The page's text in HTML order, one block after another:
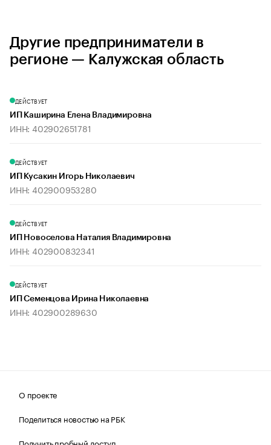
Другие предприниматели в
регионе — Калужская область
ДЕЙСТВУЕТ
ИП Каширина Елена Владимировна
ИНН: 402902651781
ДЕЙСТВУЕТ
ИП Кусакин Игорь Николаевич
ИНН: 402900953280
ДЕЙСТВУЕТ
ИП Новоселова Наталия Владимировна
ИНН: 402900832341
ДЕЙСТВУЕТ
ИП Семенцова Ирина Николаевна
ИНН: 402900289630
О проекте
Поделиться новостью на РБК